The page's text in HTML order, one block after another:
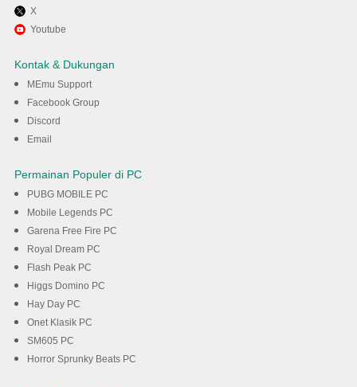
Nikmati bermain Sprunki -
Cute vs Scary Beats di PC
X
Youtube
Kontak & Dukungan
MEmu Support
Facebook Group
Discord
Email
Permainan Populer di PC
PUBG MOBILE PC
Mobile Legends PC
Garena Free Fire PC
Royal Dream PC
Flash Peak PC
Higgs Domino PC
Hay Day PC
Onet Klasik PC
SM605 PC
Horror Sprunky Beats PC